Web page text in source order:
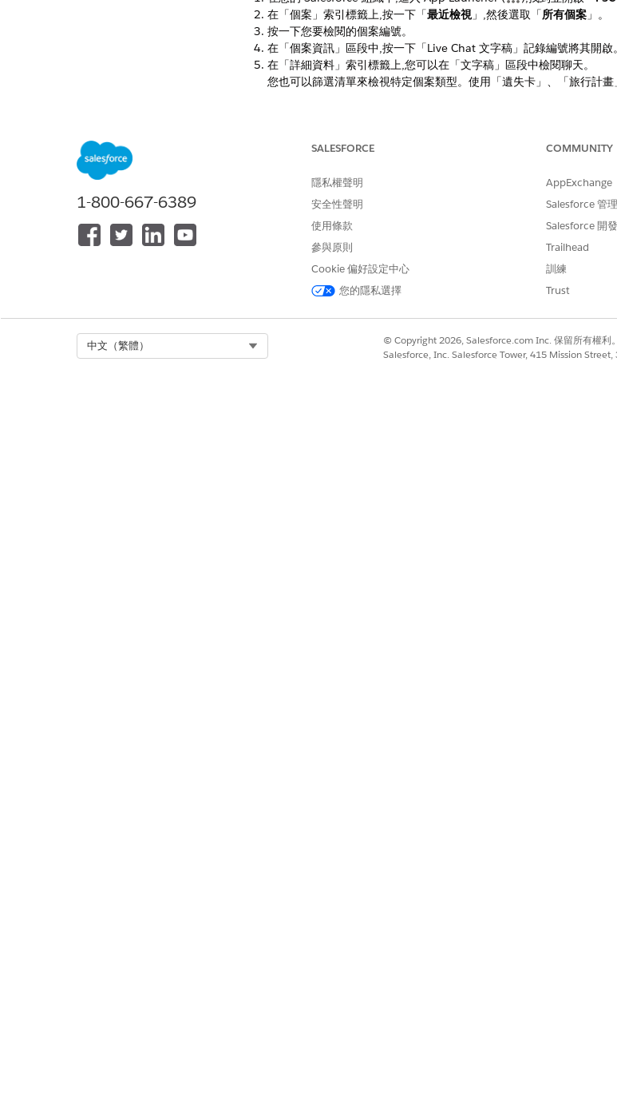
在「個案」索引標籤上,按一下「最近檢視」,然後選取「所有個案」。
按一下您要檢閱的個案編號。
在「個案資訊」區段中,按一下「Live Chat 文字稿」記錄編號將其開啟。
在「詳細資料」索引標籤上,您可以在「文字稿」區段中檢閱聊天。
您也可以篩選清單來檢視特定個案類型。使用「遺失卡」、「旅行計
此文章是否解決您的問題？
1-800-667-6389
SALESFORCE
隱私權聲明
安全性聲明
使用條款
參與原則
Cookie 偏好設定中心
您的隱私選擇
COMMUNITY
AppExchange
Salesforce 管
Salesforce 開
Trailhead
訓練
Trust
中文（繁體）
© Copyright 2026, Salesforce.com Inc. 保留所有權利
Salesforce, Inc. Salesforce Tower, 415 Mission